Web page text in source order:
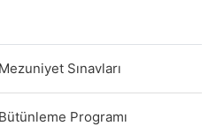
Sınavları
Programı